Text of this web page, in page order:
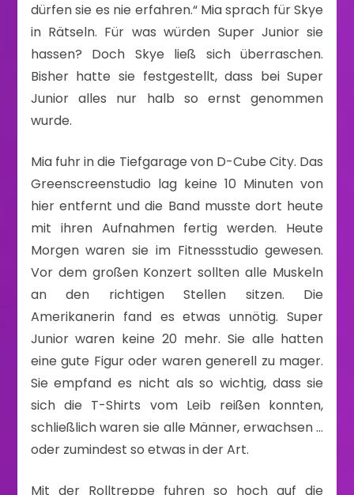
dürfen sie es nie erfahren.“ Mia sprach für Skye
in Rätseln. Für was würden Super Junior sie
hassen? Doch Skye ließ sich überraschen.
Bisher hatte sie festgestellt, dass bei Super
Junior alles nur halb so ernst genommen
wurde.
Mia fuhr in die Tiefgarage von D-Cube City. Das
Greenscreenstudio lag keine 10 Minuten von
hier entfernt und die Band musste dort heute
mit ihren Aufnahmen fertig werden. Heute
Morgen waren sie im Fitnessstudio gewesen.
Vor dem großen Konzert sollten alle Muskeln
an den richtigen Stellen sitzen. Die
Amerikanerin fand es etwas unnötig. Super
Junior waren keine 20 mehr. Sie alle hatten
eine gute Figur oder waren generell zu mager.
Sie empfand es nicht als so wichtig, dass sie
sich die T-Shirts vom Leib reißen konnten,
schließlich waren sie alle Männer, erwachsen …
oder zumindest so etwas in der Art.
Mit der Rolltreppe fuhren so hoch auf die